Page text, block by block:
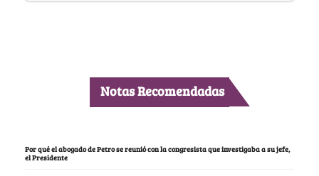
Notas Recomendadas
Por qué el abogado de Petro se reunió con la congresista que investigaba a su jefe,
el Presidente